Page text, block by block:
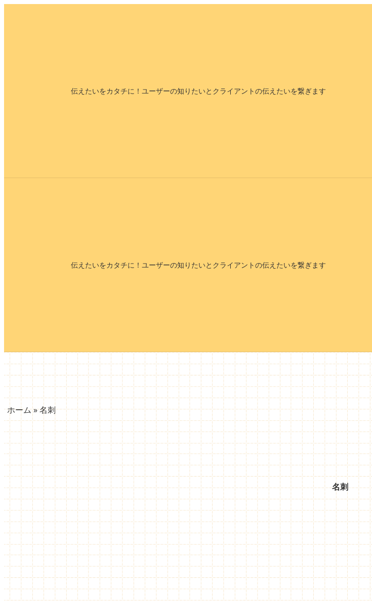
伝えたいをカタチに！ユーザーの知りたいとクライアントの伝えたいを繋ぎます
伝えたいをカタチに！ユーザーの知りたいとクライアントの伝えたいを繋ぎます
ホーム»名刺
名刺